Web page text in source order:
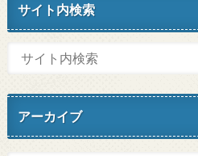
サイト内検索
アーカイブ